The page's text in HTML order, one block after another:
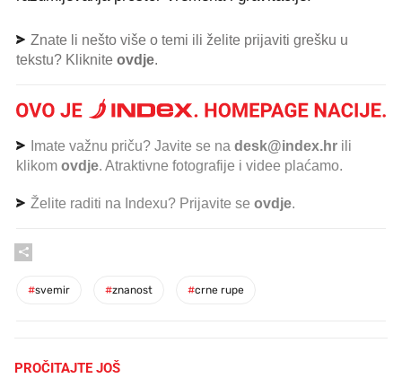
Znate li nešto više o temi ili želite prijaviti grešku u
tekstu? Kliknite ovdje.
Imate važnu priču? Javite se na desk@index.hr ili
klikom ovdje. Atraktivne fotografije i videe plaćamo.
Želite raditi na Indexu? Prijavite se ovdje.
#svemir #znanost #crne rupe
PROČITAJTE JOŠ